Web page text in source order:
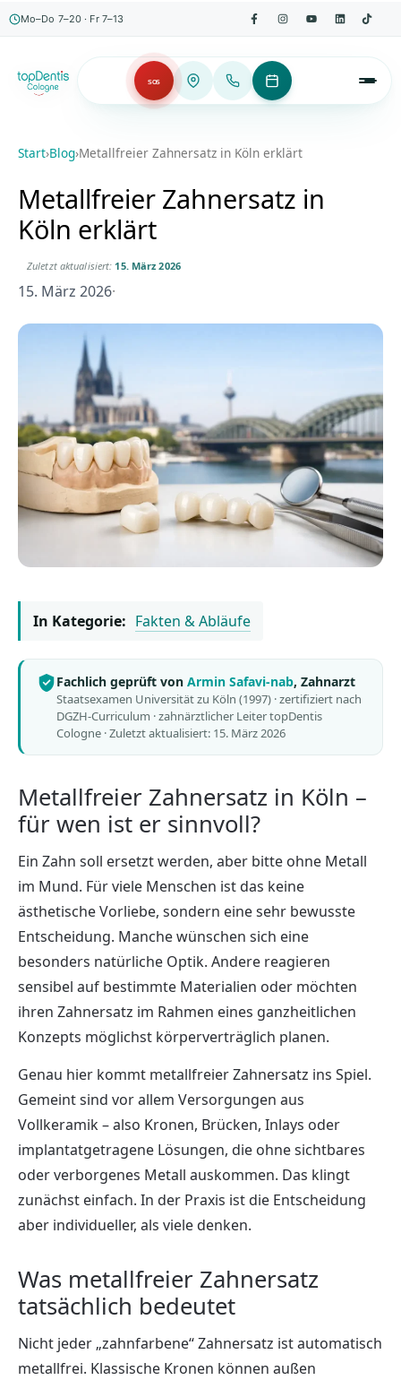
Mo–Do 7–20 · Fr 7–13
SOS
Start›Blog›Metallfreier Zahnersatz in Köln erklärt
Metallfreier Zahnersatz in
Köln erklärt
Zuletzt aktualisiert: 15. März 2026
15. März 2026·
In Kategorie: Fakten & Abläufe
Fachlich geprüft von Armin Safavi-nab, Zahnarzt
Staatsexamen Universität zu Köln (1997) · zertifiziert nach
DGZH-Curriculum · zahnärztlicher Leiter topDentis
Cologne ·Zuletzt aktualisiert: 15. März 2026
Metallfreier Zahnersatz in Köln –
für wen ist er sinnvoll?
Ein Zahn soll ersetzt werden, aber bitte ohne Metall
im Mund. Für viele Menschen ist das keine
ästhetische Vorliebe, sondern eine sehr bewusste
Entscheidung. Manche wünschen sich eine
besonders natürliche Optik. Andere reagieren
sensibel auf bestimmte Materialien oder möchten
ihren Zahnersatz im Rahmen eines ganzheitlichen
Konzepts möglichst körperverträglich planen.
Genau hier kommt metallfreier Zahnersatz ins Spiel.
Gemeint sind vor allem Versorgungen aus
Vollkeramik – also Kronen, Brücken, Inlays oder
implantatgetragene Lösungen, die ohne sichtbares
oder verborgenes Metall auskommen. Das klingt
zunächst einfach. In der Praxis ist die Entscheidung
aber individueller, als viele denken.
Was metallfreier Zahnersatz
tatsächlich bedeutet
Nicht jeder „zahnfarbene“ Zahnersatz ist automatisch
metallfrei. Klassische Kronen können außen